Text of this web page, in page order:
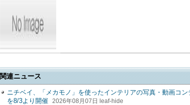
関連ニュース
ニチベイ、「メカモノ」を使ったインテリアの写真・動画コ
を8/3より開催
2026年08月07日 leaf-hide